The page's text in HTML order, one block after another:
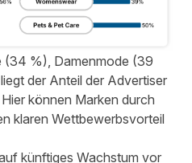
(34 %), Damenmode (39
der Anteil der Advertiser
können Marken durch
klaren Wettbewerbsvorteil
künftiges Wachstum vor